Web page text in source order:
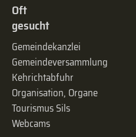
Oft
gesucht
Gemeindekanzlei
Gemeinde­versammlung
Kehrichtabfuhr
Organisation, Organe
Tourismus Sils
Webcams